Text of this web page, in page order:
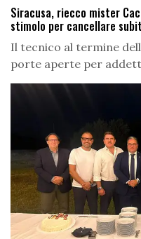
Siracusa, riecco mister
stimolo per cancellare
Il tecnico al termine
porte aperte per